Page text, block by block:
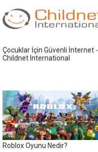
Çocuklar İçin Güvenli İnternet -
Childnet International
Roblox Oyunu Nedir?